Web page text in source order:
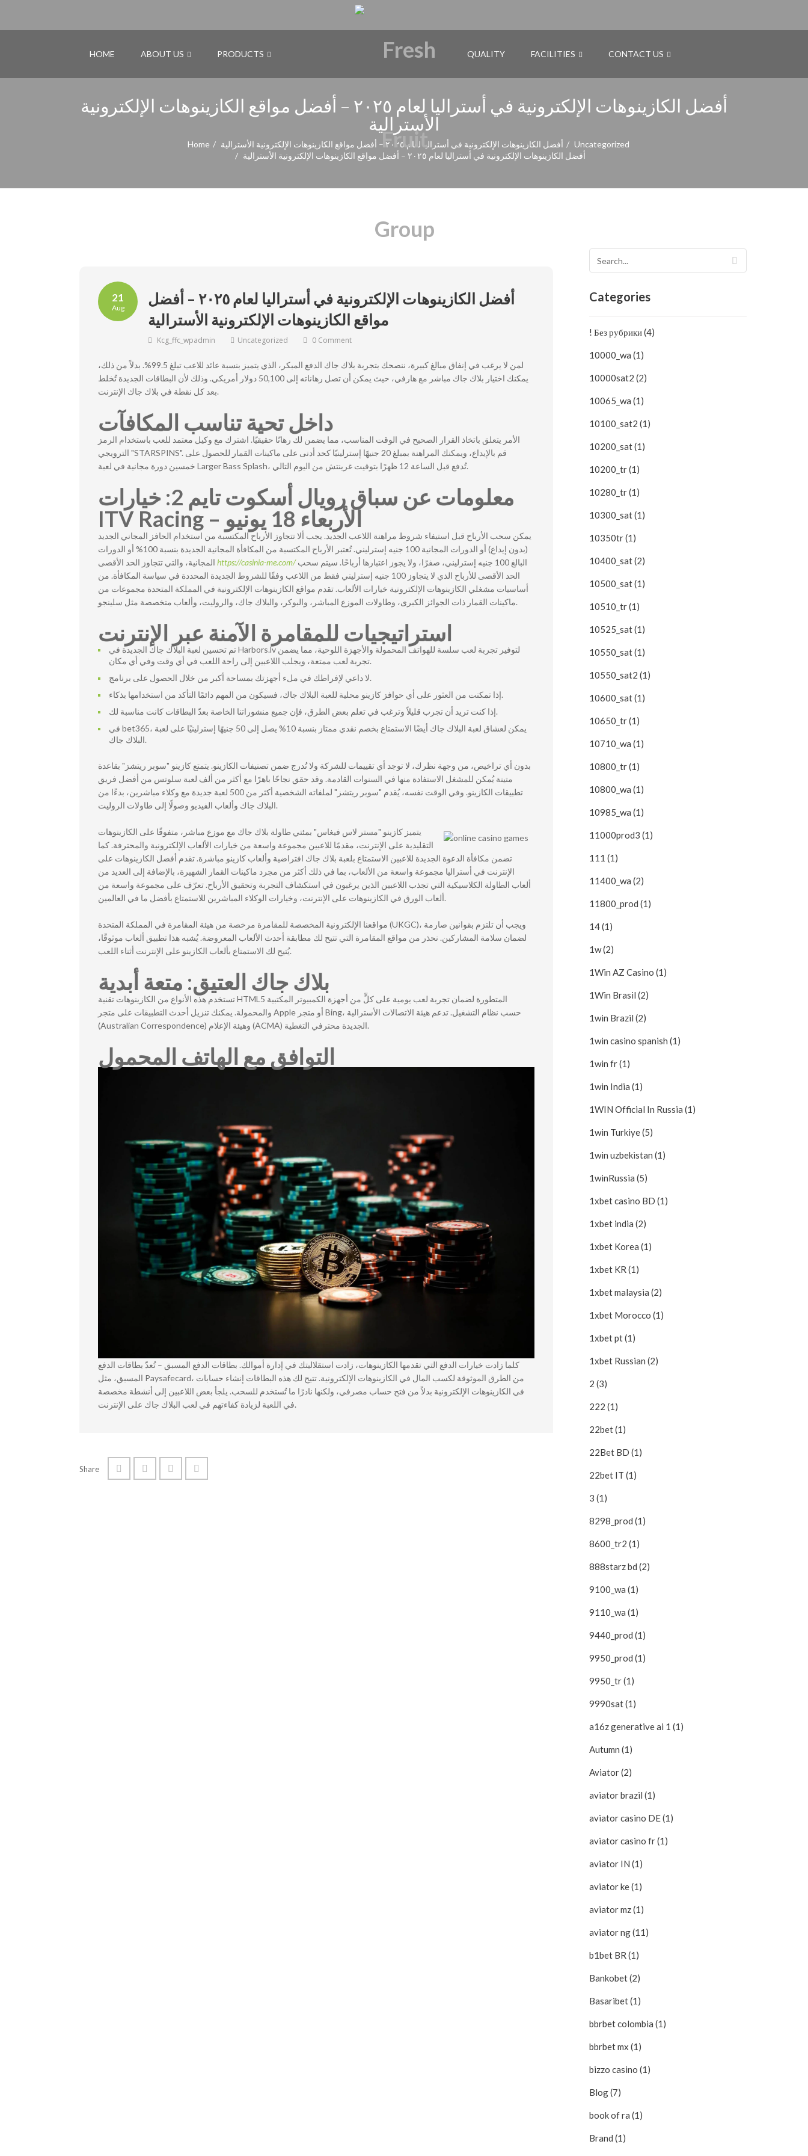
HOME ABOUT US PRODUCTS QUALITY FACILITIES CONTACT US
أفضل الكازينوهات الإلكترونية في أستراليا لعام ٢٠٢٥ – أفضل مواقع الكازينوهات الإلكترونية
الأسترالية
Home أفضل الكازينوهات الإلكترونية في أستراليا لعام ٢٠٢٥ – أفضل مواقع الكازينوهات الإلكترونية الأسترالية
Uncategorized
أفضل الكازينوهات الإلكترونية في أستراليا لعام ٢٠٢٥ – أفضل مواقع الكازينوهات الإلكترونية الأسترالية
21
Aug
أفضل الكازينوهات الإلكترونية في أستراليا لعام ٢٠٢٥ – أفضل
مواقع الكازينوهات الإلكترونية الأسترالية
Kcg_ffc_wpadmin Uncategorized 0 Comment
لمن لا يرغب في إنفاق مبالغ كبيرة، ننصحك بتجربة بلاك جاك الدفع المبكر، الذي يتميز بنسبة عائد للاعب تبلغ 99.5%. بدلاً من ذلك،
يمكنك اختيار بلاك جاك مباشر مع هارفي، حيث يمكن أن تصل رهاناته إلى 50,100 دولار أمريكي. وذلك لأن البطاقات الجديدة تُخلط
بعد كل نقطة في بلاك جاك الإنترنت.
داخل تحية تناسب المكافآت
الأمر يتعلق باتخاذ القرار الصحيح في الوقت المناسب، مما يضمن لك رهانًا حقيقيًا. اشترك مع وكيل معتمد للعب باستخدام الرمز
الترويجي "STARSPINS". قم بالإيداع، ويمكنك المراهنة بمبلغ 20 جنيهًا إسترلينيًا كحد أدنى على ماكينات القمار للحصول على
خمسين دورة مجانية في لعبة Larger Bass Splash، تُدفع قبل الساعة 12 ظهرًا بتوقيت غرينتش من اليوم التالي.
معلومات عن سباق رويال أسكوت تايم 2: خيارات
ITV Racing – الأربعاء 18 يونيو
يمكن سحب الأرباح قبل استيفاء شروط مراهنة اللاعب الجديد. يجب ألا تتجاوز الأرباح المكتسبة من استخدام الحافز المجاني الجديد
(بدون إيداع) أو الدورات المجانية 100 جنيه إسترليني. تُعتبر الأرباح المكتسبة من المكافأة المجانية الجديدة بنسبة 100% أو الدورات
https://casinia-me.com/البالغ 100 جنيه إسترليني، صفرًا، ولا يجوز اعتبارها أرباحًا. سيتم سحب
الحد الأقصى للأرباح الذي لا يتجاوز 100 جنيه إسترليني فقط من اللاعب وفقًا للشروط الجديدة المحددة في سياسة المكافأة. من
أساسيات مشغلي الكازينوهات الإلكترونية خيارات الألعاب. تقدم مواقع الكازينوهات الإلكترونية في المملكة المتحدة مجموعات من
ماكينات القمار ذات الجوائز الكبرى، وطاولات الموزع المباشر، والبوكر، والبلاك جاك، والروليت، وألعاب متخصصة مثل سلينجو.
استراتيجيات للمقامرة الآمنة عبر الإنترنت
تم تحسين لعبة البلاك جاك الجديدة في Harbors.lv لتوفير تجربة لعب سلسة للهواتف المحمولة والأجهزة اللوحية، مما يضمن
تجربة لعب ممتعة، ويجلب اللاعبين إلى راحة اللعب في أي وقت وفي أي مكان.
لا داعي لإفراطك في ملء أجهزتك بمساحة أكبر من خلال الحصول على برنامج.
إذا تمكنت من العثور على أي حوافز كازينو محلية للعبة البلاك جاك، فسيكون من المهم دائمًا التأكد من استخدامها بذكاء.
إذا كنت تريد أن تجرب قليلاً وترغب في تعلم بعض الطرق، فإن جميع منشوراتنا الخاصة بعدّ البطاقات كانت مناسبة لك.
في bet365، يمكن لعشاق لعبة البلاك جاك أيضًا الاستمتاع بخصم نقدي ممتاز بنسبة 10% يصل إلى 50 جنيهًا إسترلينيًا على لعبة
البلاك جاك.
بدون أي تراخيص، من وجهة نظرك، لا توجد أي تقييمات للشركة ولا تُدرج ضمن تصنيفات الكازينو. يتمتع كازينو "سوبر ريتشز" بقاعدة
متينة يُمكن للمشغل الاستفادة منها في السنوات القادمة. وقد حقق نجاحًا باهرًا مع أكثر من ألف لعبة سلوتس من أفضل فريق
تطبيقات الكازينو. وفي الوقت نفسه، يُقدم "سوبر ريتشز" لملفاته الشخصية أكثر من 500 لعبة جديدة مع وكلاء مباشرين، بدءًا من
البلاك جاك وألعاب الفيديو وصولًا إلى طاولات الروليت.
يتميز كازينو "مستر لاس فيغاس" بمئتي طاولة بلاك جاك مع موزع مباشر، متفوقًا على الكازينوهات
التقليدية على الإنترنت، مقدمًا للاعبين مجموعة واسعة من خيارات الألعاب الإلكترونية والمحترفة. كما
تضمن مكافأة الدعوة الجديدة للاعبين الاستمتاع بلعبة بلاك جاك افتراضية وألعاب كازينو مباشرة. تقدم أفضل الكازينوهات على
الإنترنت في أستراليا مجموعة واسعة من الألعاب، بما في ذلك أكثر من مجرد ماكينات القمار الشهيرة، بالإضافة إلى العديد من
ألعاب الطاولة الكلاسيكية التي تجذب اللاعبين الذين يرغبون في استكشاف التجربة وتحقيق الأرباح. تعرّف على مجموعة واسعة من
ألعاب الورق في الكازينوهات على الإنترنت، وخيارات الوكلاء المباشرين للاستمتاع بأفضل ما في العالمين.
مواقعنا الإلكترونية المخصصة للمقامرة مرخصة من هيئة المقامرة في المملكة المتحدة (UKGC)، ويجب أن تلتزم بقوانين صارمة
لضمان سلامة المشاركين. نحذر من مواقع المقامرة التي تتيح لك مطابقة أحدث الألعاب المعروضة. يُشبه هذا تطبيق ألعاب موثوقًا،
يُتيح لك الاستمتاع بألعاب الكازينو على الإنترنت أثناء اللعب.
بلاك جاك العتيق: متعة أبدية
تستخدم هذه الأنواع من الكازينوهات تقنية HTML5 المتطورة لضمان تجربة لعب يومية على كلٍّ من أجهزة الكمبيوتر المكتبية
والمحمولة. يمكنك تنزيل أحدث التطبيقات على متجر Apple أو متجر Bing، حسب نظام التشغيل. تدعم هيئة الاتصالات الأسترالية
(Australian Correspondence) وهيئة الإعلام (ACMA) الجديدة محترفي التغطية.
التوافق مع الهاتف المحمول
كلما زادت خيارات الدفع التي تقدمها الكازينوهات، زادت استقلاليتك في إدارة أموالك. بطاقات الدفع المسبق – تُعدّ بطاقات الدفع
المسبق، مثل Paysafecard، من الطرق الموثوقة لكسب المال في الكازينوهات الإلكترونية. تتيح لك هذه البطاقات إنشاء حسابات
في الكازينوهات الإلكترونية بدلاً من فتح حساب مصرفي، ولكنها نادرًا ما تُستخدم للسحب. يلجأ بعض اللاعبين إلى أنشطة مخصصة
في اللعبة لزيادة كفاءتهم في لعب البلاك جاك على الإنترنت.
Share
Categories
! Без рубрики (4)
10000_wa (1)
10000sat2 (2)
10065_wa (1)
10100_sat2 (1)
10200_sat (1)
10200_tr (1)
10280_tr (1)
10300_sat (1)
10350tr (1)
10400_sat (2)
10500_sat (1)
10510_tr (1)
10525_sat (1)
10550_sat (1)
10550_sat2 (1)
10600_sat (1)
10650_tr (1)
10710_wa (1)
10800_tr (1)
10800_wa (1)
10985_wa (1)
11000prod3 (1)
111 (1)
11400_wa (2)
11800_prod (1)
14 (1)
1w (2)
1Win AZ Casino (1)
1Win Brasil (2)
1win Brazil (2)
1win casino spanish (1)
1win fr (1)
1win India (1)
1WIN Official In Russia (1)
1win Turkiye (5)
1win uzbekistan (1)
1winRussia (5)
1xbet casino BD (1)
1xbet india (2)
1xbet Korea (1)
1xbet KR (1)
1xbet malaysia (2)
1xbet Morocco (1)
1xbet pt (1)
1xbet Russian (2)
2 (3)
222 (1)
22bet (1)
22Bet BD (1)
22bet IT (1)
3 (1)
8298_prod (1)
8600_tr2 (1)
888starz bd (2)
9100_wa (1)
9110_wa (1)
9440_prod (1)
9950_prod (1)
9950_tr (1)
9990sat (1)
a16z generative ai 1 (1)
Autumn (1)
Aviator (2)
aviator brazil (1)
aviator casino DE (1)
aviator casino fr (1)
aviator IN (1)
aviator ke (1)
aviator mz (1)
aviator ng (11)
b1bet BR (1)
Bankobet (2)
Basaribet (1)
bbrbet colombia (1)
bbrbet mx (1)
bizzo casino (1)
Blog (7)
book of ra (1)
Brand (1)